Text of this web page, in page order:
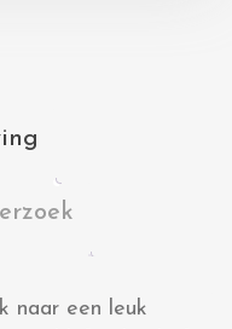
naar een leuk